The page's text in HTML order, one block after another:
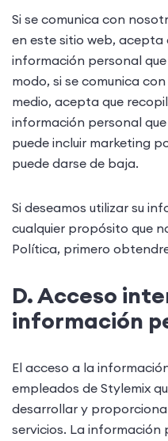
Si se comunica con
en este sitio web, acepta
información personal
modo, si se comunica
medio, acepta que
información personal
puede incluir marketing
puede darse de baja.
Si deseamos utilizar su
cualquier propósito que
Política, primero
D. Acceso
información
El acceso a la
empleados de Stylemix
desarrollar y
servicios. La información